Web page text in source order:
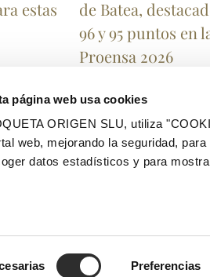
página web usa cookies
ORIGEN SLU, utiliza
web, mejorando la seguridad,
datos estadísticos y para
Preferencias
estas
de Batea,
96 y 95 puntos en
Proensa 2026